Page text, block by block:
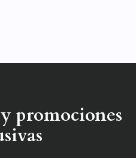
promociones